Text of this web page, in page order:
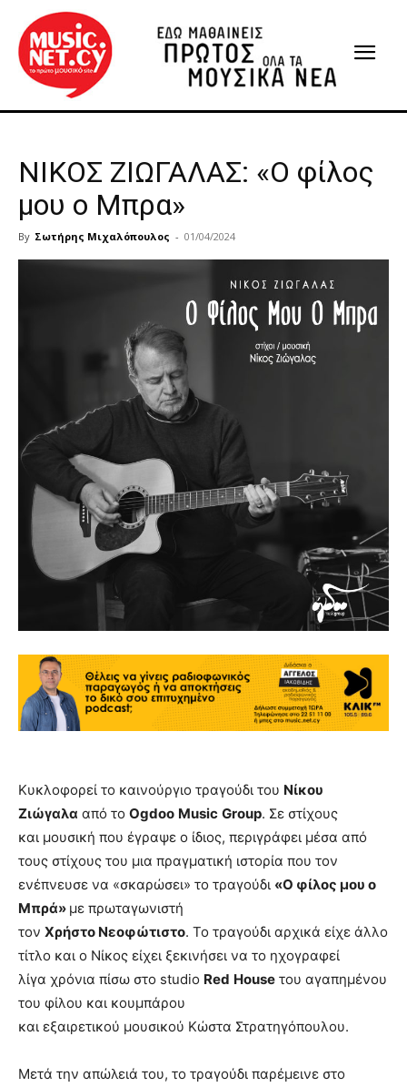
ΝΙΚΟΣ ΖΙΩΓΑΛΑΣ: «Ο φίλος
μου ο Μπρα»
By Σωτήρης Μιχαλόπουλος - 01/04/2024
Κυκλοφορεί το καινούργιο τραγούδι του Νίκου
Ζιώγαλα από το Ogdoo Music Group. Σε στίχους
και μουσική που έγραψε ο ίδιος, περιγράφει μέσα από
τους στίχους του μια πραγματική ιστορία που τον
ενέπνευσε να «σκαρώσει» το τραγούδι «Ο φίλος μου ο
Μπρά» με πρωταγωνιστή
τον Χρήστο Νεοφώτιστο. Το τραγούδι αρχικά είχε άλλο
τίτλο και ο Νίκος είχει ξεκινήσει να το ηχογραφεί
λίγα χρόνια πίσω στο studio Red House του αγαπημένου
του φίλου και κουμπάρου
και εξαιρετικού μουσικού Κώστα Στρατηγόπουλου.
Μετά την απώλειά του, το τραγούδι παρέμεινε στο